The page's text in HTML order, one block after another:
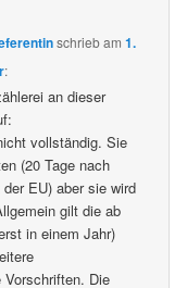
schriebam1.
:
an dieser
vollständig. Sie
(20 Tage nach
EU) aber sie wird
gilt die ab
in einem Jahr)
Vorschriften. Die